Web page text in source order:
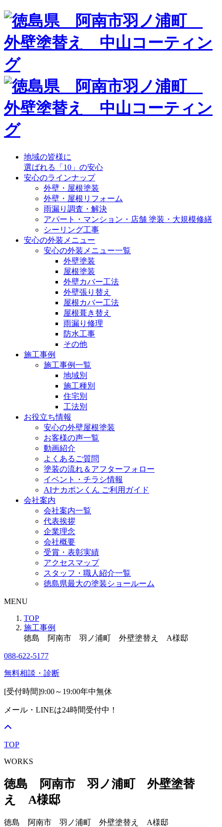
地域の皆様に
選ばれる「10」の安心
安心のラインナップ
外壁・屋根塗装
外壁・屋根リフォーム
雨漏り調査・解決
アパート・マンション・店舗 塗装・大規模修繕
シーリング工事
安心の外装メニュー
安心の外装メニュー一覧
外壁塗装
屋根塗装
外壁カバー工法
外壁張り替え
屋根カバー工法
屋根葺き替え
雨漏り修理
防水工事
その他
施工事例
施工事例一覧
地域別
施工種別
住宅別
工法別
お役立ち情報
安心の外壁屋根塗装
お客様の声一覧
動画紹介
よくあるご質問
塗装の流れ＆アフターフォロー
イベント・チラシ情報
AIナカポンくん ご利用ガイド
会社案内
会社案内一覧
代表挨拶
企業理念
会社概要
受賞・表彰実績
アクセスマップ
スタッフ・職人紹介一覧
徳島県最大の塗装ショールーム
MENU
TOP
施工事例
徳島 阿南市 羽ノ浦町 外壁塗替え A様邸
088-622-5177
無料相談・診断
[受付時間]9:00～19:00年中無休
メール・LINEは24時間受付中！
TOP
WORKS
徳島 阿南市 羽ノ浦町 外壁塗替
え A様邸
徳島 阿南市 羽ノ浦町 外壁塗替え A様邸